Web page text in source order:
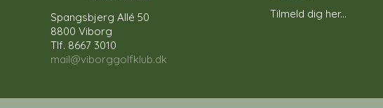
Spangsbjerg Allé 50
8800 Viborg
Tlf. 8667 3010
mail@viborggolfklub.dk
Tilmeld dig her...